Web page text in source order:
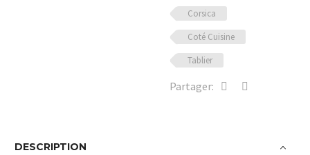
Corsica
Coté Cuisine
Tablier
Partager:
DESCRIPTION